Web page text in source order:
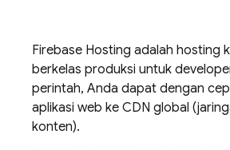
Firebase Hosting adalah hosting
berkelas produksi untuk
perintah, Anda dapat dengan
aplikasi web ke CDN global
konten).